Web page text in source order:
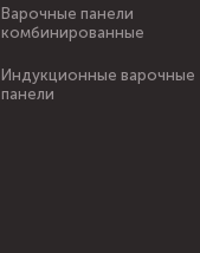
Варочные панели
комбинированные
Индукционные варочные
панели